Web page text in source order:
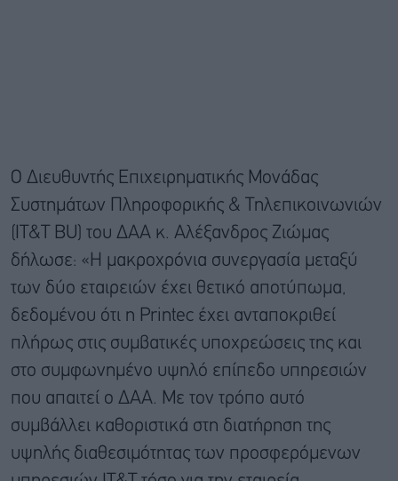
Ο Διευθυντής Επιχειρηματικής Μονάδας
Συστημάτων Πληροφορικής & Τηλεπικοινωνιών
(IT&T BU) του ΔΑΑ κ. Αλέξανδρος Ζιώμας
δήλωσε: «Η μακροχρόνια συνεργασία μεταξύ
των δύο εταιρειών έχει θετικό αποτύπωμα,
δεδομένου ότι η Printec έχει ανταποκριθεί
πλήρως στις συμβατικές υποχρεώσεις της και
στο συμφωνημένο υψηλό επίπεδο υπηρεσιών
που απαιτεί ο ΔΑΑ. Με τον τρόπο αυτό
συμβάλλει καθοριστικά στη διατήρηση της
υψηλής διαθεσιμότητας των προσφερόμενων